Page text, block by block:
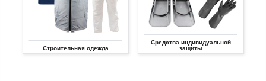
Строительная одежда
Средства индивидуальной
защиты